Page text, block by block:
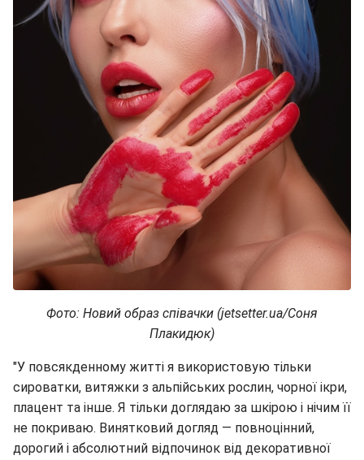
Фото: Новий образ співачки (jetsetter.ua/Соня
Плакидюк)
"У повсякденному житті я використовую тільки
сироватки, витяжки з альпійських рослин, чорної ікри,
плацент та інше. Я тільки доглядаю за шкірою і нічим її
не покриваю. Винятковий догляд — повноцінний,
дорогий і абсолютний відпочинок від декоративної